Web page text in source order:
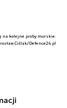
na kolejne próby morskie.
Ciślak/Defence24.pl